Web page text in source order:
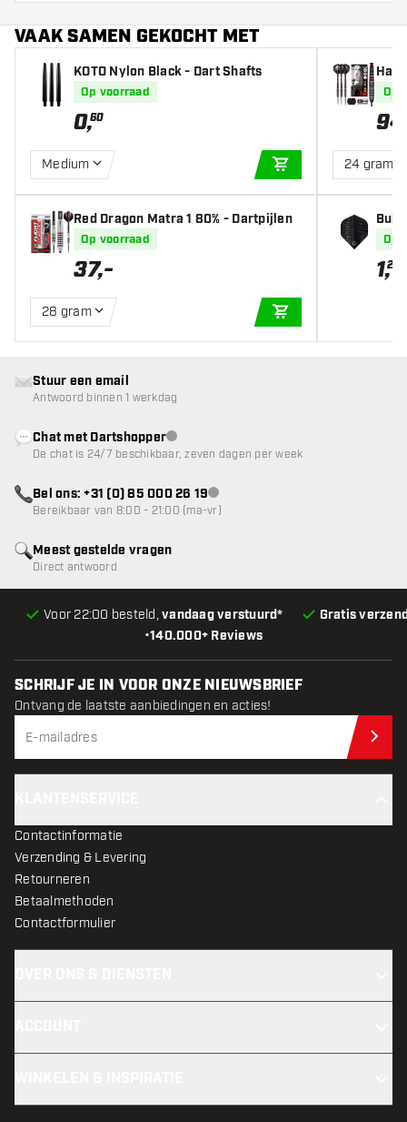
VAAK SAMEN GEKOCHT MET
KOTO Nylon Black - Dart Shafts
Op voorraad
0,60
Medium
IN WINKELWAGEN
Red Dragon Matra 1 80% - Dartpijlen
Op voorraad
37,-
28 gram
Op
94
24 gram
Op
1,20
•140.000+ Reviews
Voor 22:00 besteld,vandaag verstuurd* Gratis
Meest gestelde vragen
Direct antwoord
Stuur een email
Antwoord binnen 1 werkdag
Chat met Dartshopperklantenservice niet beschikbaar
De chat is 24/7 beschikbaar, zeven dagen per week
Bel ons: +31 (0) 85 000 26 19klantenservice niet beschikbaar
Bereikbaar van 8:00 - 21:00 (ma-vr)
SCHRIJF JE IN VOOR ONZE NIEUWSBRIEF
Ontvang de laatste aanbiedingen en acties!
Contactinformatie
Verzending & Levering
Retourneren
Betaalmethoden
Contactformulier